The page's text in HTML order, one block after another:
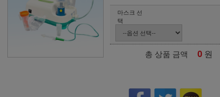
마스크 선
택
총 상품 금액 0 원